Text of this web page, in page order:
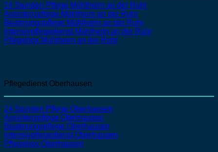
24 Stunden Pflege Mühlheim an der Ruhr
Assistenzpflege Mühlheim an der Ruhr
Beatmungspflege Mühlheim an der Ruhr
Intensivpflegedienst Mühlheim an der Ruhr
Pflegebox Mühlheim an der Ruhr
Pflegedienst Oberhausen
24 Stunden Pflege Oberhausen
Assistenzpflege Oberhausen
Beatmungspflege Oberhausen
IntensivpflegedienstOberhausen
Pflegebox Oberhausen